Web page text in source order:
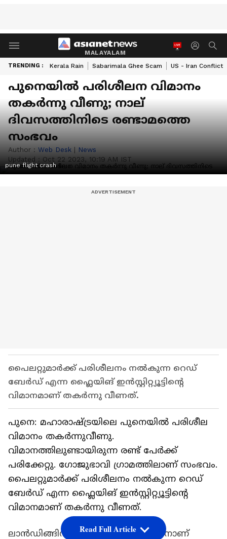
MALAYALAM
TRENDING : Kerala Rain Sabarimala Ghee Scam US - Iran Conflict
പുനെയില്‍ പരിശീലന വിമാനം
തകര്‍ന്നു വീണു; നാല്
ദിവസത്തിനിടെ രണ്ടാമത്തെ
സംഭവം
Author : Web Desk | News
Updated : Oct 22 2023, 10:19 AM IST
pune flight crash
പൈലറ്റുമാര്‍ക്ക് പരിശീലനം നല്‍കുന്ന റെഡ്
ബേര്‍ഡ് എന്ന ഫ്ലൈയിങ് ഇന്‍സ്റ്റിറ്റ്യൂട്ടിന്‍റെ
വിമാനമാണ് തകര്‍ന്നു വീണത്.
പുനെ: മഹാരാഷ്ട്രയിലെ പുനെയില്‍ പരിശീല
വിമാനം തകര്‍ന്നുവീണു.
വിമാനത്തിലുണ്ടായിരുന്ന രണ്ട് പേര്‍ക്ക്
പരിക്കേറ്റു. ഗോജുഭാവി ഗ്രാമത്തിലാണ് സംഭവം.
പൈലറ്റുമാര്‍ക്ക് പരിശീലനം നല്‍കുന്ന റെഡ്
ബേര്‍ഡ് എന്ന ഫ്ലൈയിങ് ഇന്‍സ്റ്റിറ്റ്യൂട്ടിന്‍റെ
വിമാനമാണ് തകര്‍ന്നു വീണത്.
ലാന്‍ഡിങ്ങിനിടെ ഇന്ന് രാവിലെ 6.40നാണ്
Read Full Article